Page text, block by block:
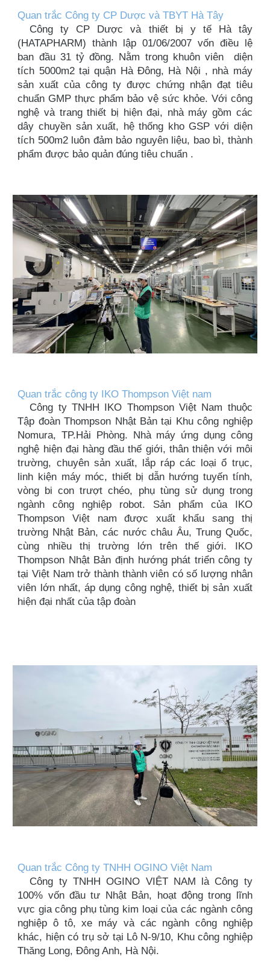
Quan trắc Công ty CP Dược và TBYT Hà Tây
Công ty CP Dược và thiết bị y tế Hà tây
(HATAPHARM) thành lập 01/06/2007 vốn điều lệ
ban đầu 31 tỷ đồng. Nằm trong khuôn viên diện
tích 5000m2 tại quận Hà Đông, Hà Nội , nhà máy
sản xuất của công ty được chứng nhận đạt tiêu
chuẩn GMP thực phẩm bảo vệ sức khỏe. Với công
nghệ và trang thiết bị hiện đại, nhà máy gồm các
dây chuyền sản xuất, hệ thống kho GSP với diện
tích 500m2 luôn đảm bảo nguyên liệu, bao bì, thành
phẩm được bảo quản đúng tiêu chuẩn .
Quan trắc công ty IKO Thompson Việt nam
Công ty TNHH IKO Thompson Việt Nam thuộc
Tập đoàn Thompson Nhật Bản tại Khu công nghiệp
Nomura, TP.Hải Phòng. Nhà máy ứng dụng công
nghệ hiện đại hàng đầu thế giới, thân thiện với môi
trường, chuyên sản xuất, lắp ráp các loại ổ trục,
linh kiện máy móc, thiết bị dẫn hướng tuyến tính,
vòng bi con trượt chéo, phụ tùng sử dụng trong
ngành công nghiệp robot. Sản phẩm của IKO
Thompson Việt nam được xuất khẩu sang thị
trường Nhật Bản, các nước châu Âu, Trung Quốc,
cùng nhiều thị trường lớn trên thế giới. IKO
Thompson Nhật Bản định hướng phát triển công ty
tại Việt Nam trở thành thành viên có số lượng nhân
viên lớn nhất, áp dụng công nghệ, thiết bị sản xuất
hiện đại nhất của tập đoàn
Quan trắc Công ty TNHH OGINO Việt Nam
Công ty TNHH OGINO VIỆT NAM là Công ty
100% vốn đầu tư Nhật Bản, hoạt động trong lĩnh
vực gia công phụ tùng kim loại của các ngành công
nghiệp ô tô, xe máy và các ngành công nghiệp
khác, hiện có trụ sở tại Lô N-9/10, Khu công nghiệp
Thăng Long, Đông Anh, Hà Nội.